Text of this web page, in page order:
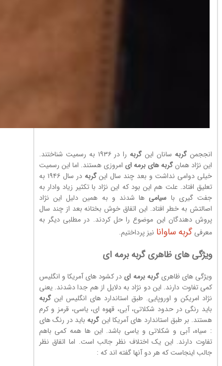
انججمن گربه سانان این گربه
را در ۱۹۳۶ به رسمیت شناختند.
این نژاد همانگربه های برمه ای امروزی هستند. اما این رسمیت
خیلی دوامی نداشت و بعد چند سال اینگربه
در سال ۱۹۴۶ به
تعلیق افتاد. علت هم این بود که این نژاد با تکثیر زیاد وادار به
جفت گیری با سیامی ها شدند و به همین دلیل این نژاد
اصالتش به خطر افتاد. این اتفاق خوش بختانه بعد از چند سال
پروش دهندگان این موضوع را حل کردند. در مطلبی دیگر به
معرفیگربه ساوانا نیز پرداختیم.
ویژگی های ظاهری گربه برمه ای
ویژگی های ظاهریگربه برمه ای در کشود های آمریکا و انگلیس
کمی تفاوت دارند. این دو نژاد به دلایل از هم جدا دشدند. یعنی
نژاد امریکن و اوروپایی. طبق استاندارد های انگلیس اینگربه
باید رنگی در حدود شکلاتی، آبی، قهوه ای، یاسی، قرمز و کرم
هستند. بر طبق استاندارد های آمریکا این گربه باید در رنگ های
: سیاه، آبی و شکلاتی و یاسی باشد. این ها همه کمی باهم
تفاوت دارند. این یک اختلاف نظر جالب است. اما اتفاق نظر
جالب اینجاست که هر دو آنها گفته اند که :